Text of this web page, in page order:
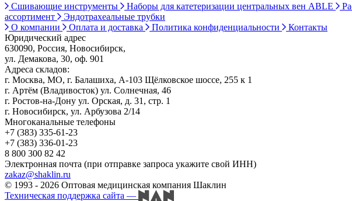
Сшивающие инструменты
Наборы для катетеризации центральных вен ABLE
ассортимент
Эндотрахеальные трубки
О компании
Оплата и доставка Политика конфиденциальности
Контакты
Юридический адрес
630090, Россия, Новосибирск,
ул. Демакова, 30, оф. 901
Адреса складов:
г. Москва, МО, г. Балашиха, А-103 Щёлковское шоссе, 255 к 1
г. Артём (Владивосток) ул. Солнечная, 46
г. Ростов-на-Дону ул. Орская, д. 31, стр. 1
г. Новосибирск, ул. Арбузова 2/14
Многоканальные телефоны
+7 (383) 335-61-23
+7 (383) 336-01-23
8 800 300 82 42
Электронная почта (при отправке запроса укажите свой ИНН)
zakaz@shaklin.ru
© 1993 - 2026 Оптовая медицинская компания Шаклин
Техническая поддержка сайта —